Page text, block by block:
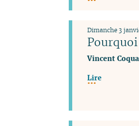
Dimanche 3
Vincent
Lire